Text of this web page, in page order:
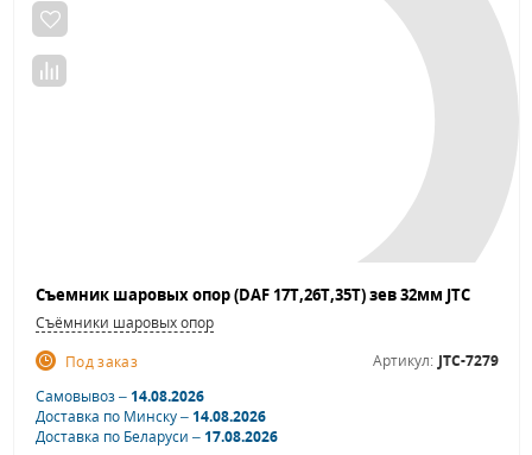
Съемник шаровых опор (DAF 17T,26T,35T) зев 32мм JTC
Съёмники шаровых опор
Под заказ
Артикул: JTC-7279
Самовывоз –14.08.2026
Доставка по Минску –14.08.2026
Доставка по Беларуси –17.08.2026